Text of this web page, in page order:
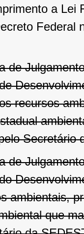
a Lei
Federal
de
recursos
Secretário
de
ambientais,
que